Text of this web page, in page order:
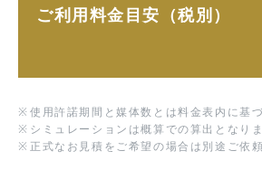
ご利用料金目安（税別）
※ 使用許諾期間と媒体数とは料金表内に基
※ シミュレーションは概算での算出となりま
※ 正式なお見積をご希望の場合は別途ご依